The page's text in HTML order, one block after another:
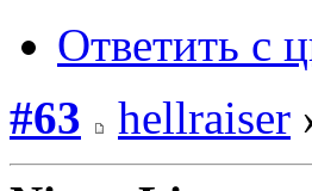
Ответить с
#63
hellraiser